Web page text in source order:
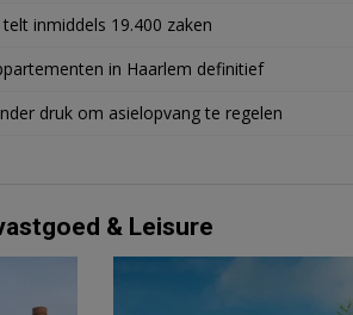
inmiddels 19.400 zaken
in Haarlem definitief
druk om asielopvang te regelen
& Leisure